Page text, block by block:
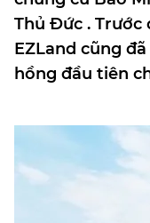
Thủ Đức . Trước
EZLand cũng
hồng đầu tiên